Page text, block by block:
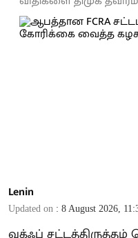
Lenin
Updated on : 8 August 2026,